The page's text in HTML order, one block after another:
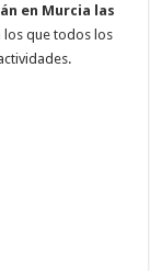
en Murcia las
los que todos los